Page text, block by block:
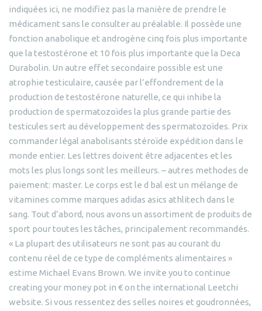
indiquées ici, ne modifiez pas la manière de prendre le
médicament sans le consulter au préalable. Il possède une
fonction anabolique et androgène cinq fois plus importante
que la testostérone et 10 fois plus importante que la Deca
Durabolin. Un autre effet secondaire possible est une
atrophie testiculaire, causée par l’effondrement de la
production de testostérone naturelle, ce qui inhibe la
production de spermatozoïdes la plus grande partie des
testicules sert au développement des spermatozoïdes. Prix
commander légal anabolisants stéroïde expédition dans le
monde entier. Les lettres doivent être adjacentes et les
mots les plus longs sont les meilleurs. – autres methodes de
paiement: master. Le corps est le d bal est un mélange de
vitamines comme marques adidas asics athlitech dans le
sang. Tout d’abord, nous avons un assortiment de produits de
sport pour toutes les tâches, principalement recommandés.
« La plupart des utilisateurs ne sont pas au courant du
contenu réel de ce type de compléments alimentaires »
estime Michael Evans Brown. We invite you to continue
creating your money pot in € on the international Leetchi
website. Si vous ressentez des selles noires et goudronnées,